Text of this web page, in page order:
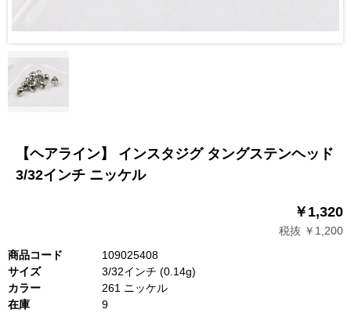
【ヘアライン】 インスタジグ タングステンヘッド
3/32インチ ニッケル
￥1,320
税抜 ￥1,200
商品コード
109025408
サイズ
3/32インチ (0.14g)
カラー
261 ニッケル
在庫
9